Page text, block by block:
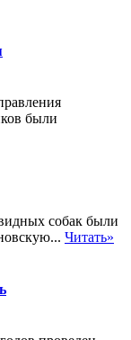
были
собак были
Читать»